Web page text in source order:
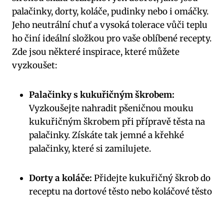
palačinky, dorty, koláče, pudinky nebo i omáčky.
Jeho neutrální chuť a vysoká tolerace vůči teplu
ho činí ideální složkou pro vaše oblíbené recepty.
Zde jsou některé inspirace, které můžete
vyzkoušet:
Palačinky s kukuřičným škrobem:
Vyzkoušejte nahradit pšeničnou mouku
kukuřičným škrobem při přípravě těsta na
palačinky. Získáte tak jemné a křehké
palačinky, které si zamilujete.
Dorty a koláče: Přidejte kukuřičný škrob do
receptu na dortové těsto nebo koláčové těsto